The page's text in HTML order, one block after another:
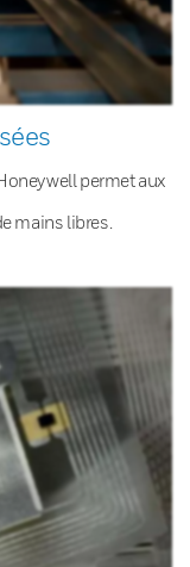
permet aux
mains libres.